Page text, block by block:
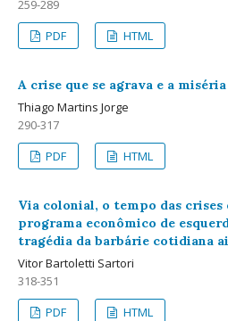
259-289
PDF
HTML
A crise que se agrava e a
Thiago Martins Jorge
290-317
PDF
HTML
Via colonial, o tempo das crises
programa econômico de
tragédia da barbárie cotidiana
Vitor Bartoletti Sartori
318-351
PDF
HTML